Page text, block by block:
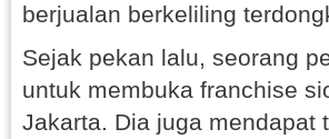
berjualan berkeliling
Sejak pekan lalu, seorang
untuk membuka franchise
Jakarta. Dia juga mendapat